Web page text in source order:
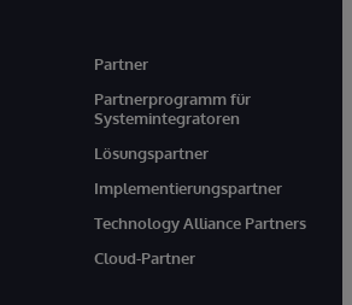
Partner
Partnerprogramm für
Systemintegratoren
Lösungspartner
Implementierungspartner
Technology Alliance Partners
Cloud-Partner